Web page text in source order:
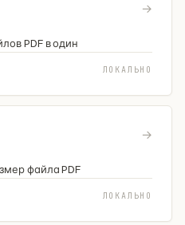
→
PDF в один
ЛОКАЛЬНО
→
файла PDF
ЛОКАЛЬНО